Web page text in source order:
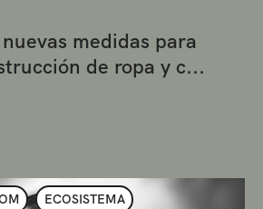
medidas para
de ropa y c...
ECOSISTEMA